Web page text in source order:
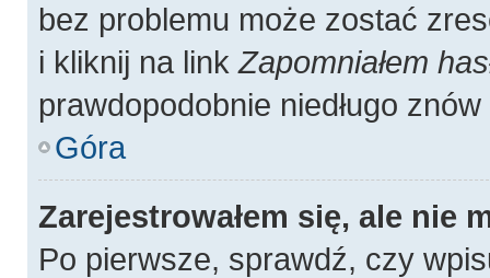
bez problemu może zostać
i kliknij na linkZapomniałem
prawdopodobnie niedługo
Góra
Zarejestrowałem się, ale nie
Po pierwsze, sprawdź, czy